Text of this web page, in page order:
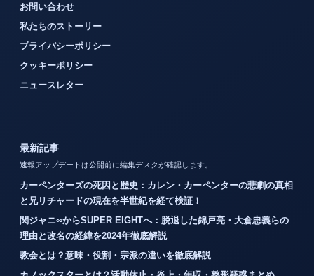
お問い合わせ
私たちのストーリー
プライバシーポリシー
クッキーポリシー
ニュースレター
最新記事
速報アップデートは公開前に編集デスクが確認します。
カーペンターズの死因と歴史：カレン・カーペンターの悲劇の真相
と兄リチャードの現在を半世紀を経て検証！
関ジャニ∞からSUPER EIGHTへ：脱退した錦戸亮・大倉忠義らの
理由と改名の経緯を2024年徹底解説
教会とは？意味・役割・宗派の違いを徹底解説